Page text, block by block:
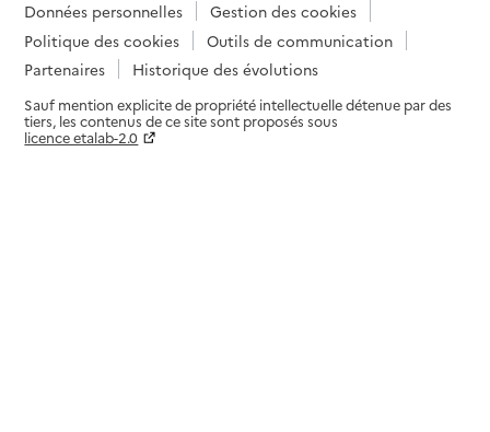
Données personnelles
Gestion des cookies
Politique des cookies
Outils de communication
Partenaires
Historique des évolutions
Sauf mention explicite de propriété intellectuelle détenue par des
tiers, les contenus de ce site sont proposés sous
licence etalab-2.0